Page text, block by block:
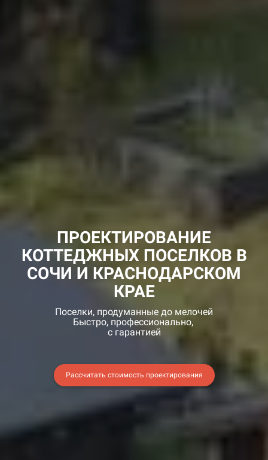
ПРОЕКТИРОВАНИЕ
КОТТЕДЖНЫХ ПОСЕЛКОВ В
СОЧИ И КРАСНОДАРСКОМ
КРАЕ
Поселки, продуманные до мелочей
Быстро, профессионально,
с гарантией
Рассчитать стоимость проектирования